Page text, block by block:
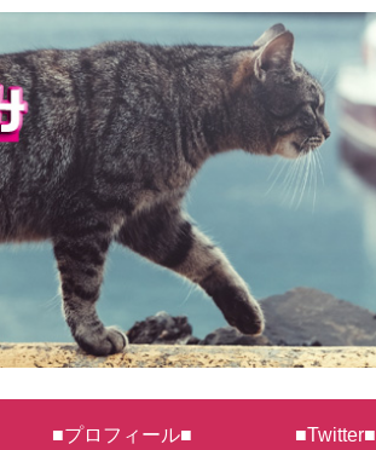
■プロフィール■ ■Twitter■